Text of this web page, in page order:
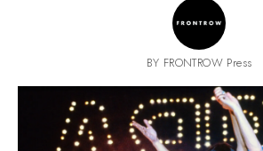
BY FRONTROW Press